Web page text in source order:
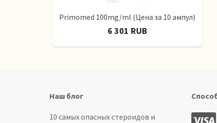
Primomed 100mg/ml (Цена за 10 ампул)
6 301 RUB
Наш блог
10 самых опасных стероидов и